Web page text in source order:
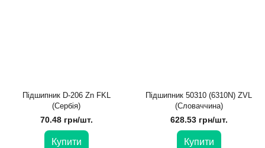
Підшипник D-206 Zn FKL
(Сербія)
70.48 грн/шт.
Купити
Підшипник 50310 (6310N) ZVL
(Словаччина)
628.53 грн/шт.
Купити